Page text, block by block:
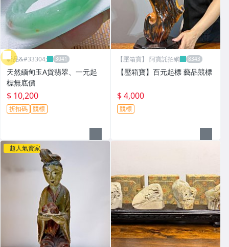
昕品&#33304;
天然緬甸玉A貨翡翠、一元起
標無底價
$ 10,200
折扣碼 競標
【壓箱寶】 阿寶託拍網
【壓箱寶】百元起標 藝品競標
$ 4,000
競標
超人氣賣家